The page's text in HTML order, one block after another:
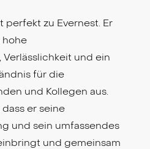
perfekt zu Evernest. Er
und ein
für die
und Kollegen aus.
er seine
und sein umfassendes
und gemeinsam